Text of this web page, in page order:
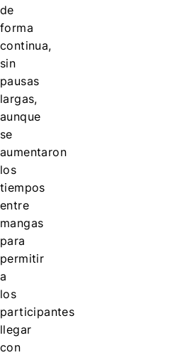
de
forma
continua,
sin
pausas
largas,
aunque
se
aumentaron
los
tiempos
entre
mangas
para
permitir
a
los
participantes
llegar
con